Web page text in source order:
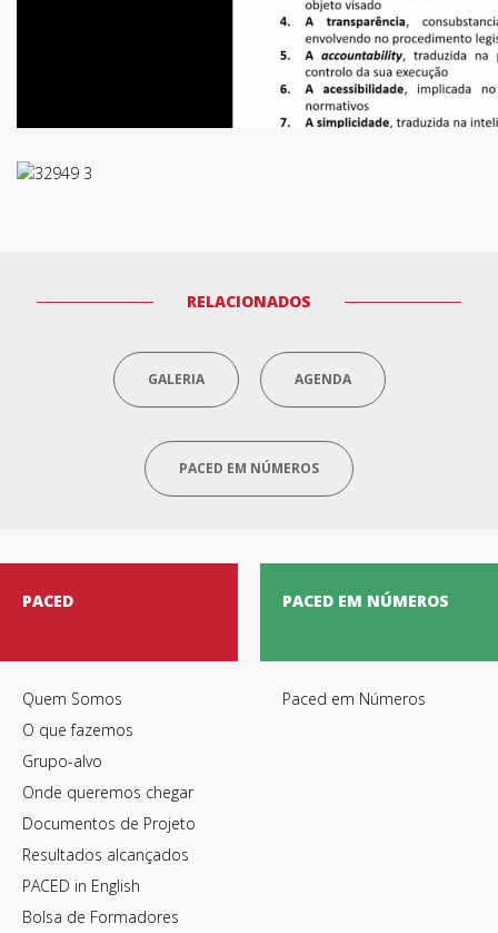
RELACIONADOS
GALERIA AGENDA
PACED EM NÚMEROS
PACED
Quem Somos
O que fazemos
Grupo-alvo
Onde queremos chegar
Documentos de Projeto
Resultados alcançados
PACED in English
Bolsa de Formadores
PACED EM NÚMEROS
Paced em Números